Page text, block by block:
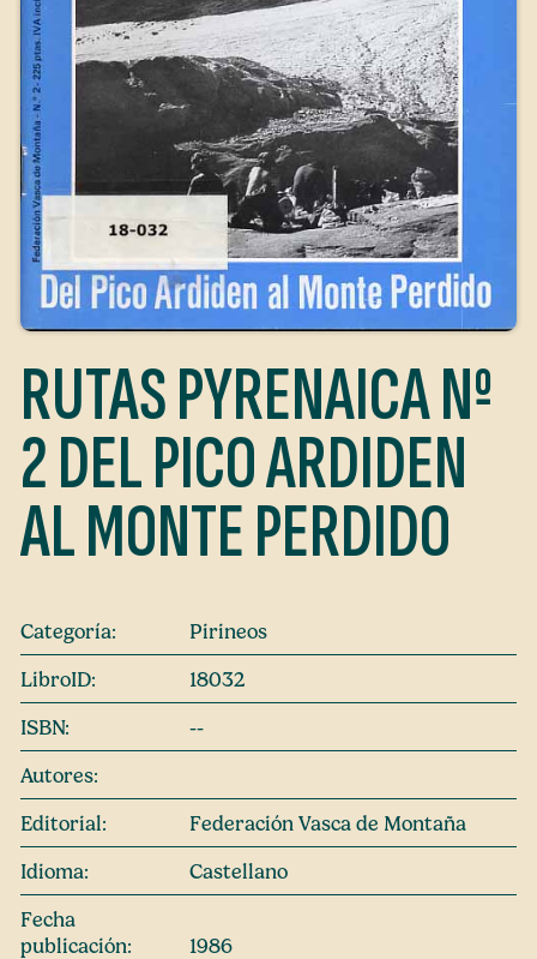
RUTAS PYRENAICA Nº
2 DEL PICO ARDIDEN
AL MONTE PERDIDO
Categoría:
Pirineos
LibroID:
18032
ISBN:
--
Autores:
Editorial:
Federación Vasca de Montaña
Idioma:
Castellano
Fecha
publicación:
1986